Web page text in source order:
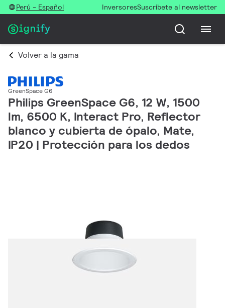
Perú - Español InversoresSuscríbete al newsletter
Volver a la gama
GreenSpace G6
Philips GreenSpace G6, 12 W, 1500
lm, 6500 K, Interact Pro, Reflector
blanco y cubierta de ópalo, Mate,
IP20 | Protección para los dedos